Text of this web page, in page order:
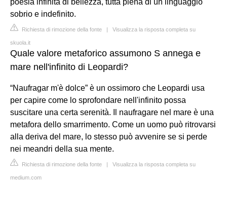
sobrio e indefinito.
Richiesta di rimozione della fonte | Visualizza la risposta completa su
skuola.it
Quale valore metaforico assumono S annega e
mare nell'infinito di Leopardi?
“Naufragar m'è dolce” è un ossimoro che Leopardi usa
per capire come lo sprofondare nell'infinito possa
suscitare una certa serenità. Il naufragare nel mare è una
metafora dello smarrimento. Come un uomo può ritrovarsi
alla deriva del mare, lo stesso può avvenire se si perde
nei meandri della sua mente.
Richiesta di rimozione della fonte | Visualizza la risposta completa su
medium.com